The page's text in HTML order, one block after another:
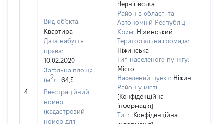
4
Вид об'єкта:
Квартира
Дата набуття
права:
10.02.2020
Загальна площа
(м2):
64,5
Реєстраційний
номер
(кадастровий
номер для
Чернігівська
Район в області та
Автономній Республіці
Крим: Ніжинський
Територіальна громада:
Ніжинська
Тип населеного пункту:
Місто
Населений пункт: Ніжин
Район у місті:
[Конфіденційна
інформація]
Тип: [Конфіденційна